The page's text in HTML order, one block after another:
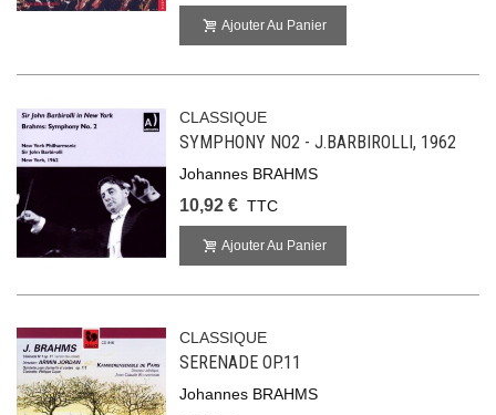
Ajouter Au Panier
CLASSIQUE
SYMPHONY NO2 - J.BARBIROLLI, 1962
Johannes BRAHMS
10,92 € TTC
Ajouter Au Panier
CLASSIQUE
SERENADE OP.11
Johannes BRAHMS